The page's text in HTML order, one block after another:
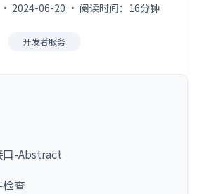
· 2024-06-20 · 阅读时间：16分钟
开发者服务
口-Abstract
查